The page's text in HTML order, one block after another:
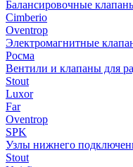
Балансировочные
Cimberio
Oventrop
Электромагнитные
Росма
Вентили и клапаны для
Stout
Luxor
Far
Oventrop
SPK
Узлы нижнего
Stout